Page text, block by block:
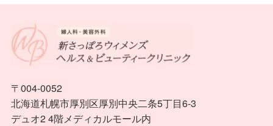
〒004-0052
北海道札幌市厚別区厚別中央二条5丁目6-3
デュオ2 4階メディカルモール内